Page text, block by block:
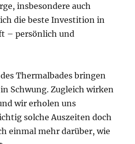
insbesondere auch
die beste Investition in
– persönlich und
Thermalbades bringen
Schwung. Zugleich wirken
wir erholen uns
solche Auszeiten doch
einmal mehr darüber, wie